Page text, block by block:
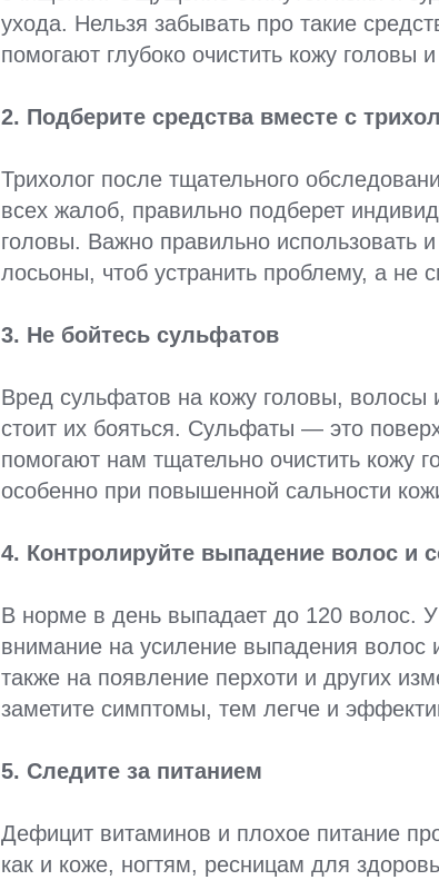
ухода. Нельзя забывать про такие
помогают глубоко очистить кожу головы и
2. Подберите средства вместе с
Трихолог после тщательного
всех жалоб, правильно подберет
головы. Важно правильно использовать
лосьоны, чтоб устранить проблему, а не
3. Не бойтесь сульфатов
Вред сульфатов на кожу головы, волосы
стоит их бояться. Сульфаты — это
помогают нам тщательно очистить кожу
особенно при повышенной сальности
4. Контролируйте выпадение волос и
В норме в день выпадает до 120 волос.
внимание на усиление выпадения волос
также на появление перхоти и других
заметите симптомы, тем легче и
5. Следите за питанием
Дефицит витаминов и плохое питание
как и коже, ногтям, ресницам для